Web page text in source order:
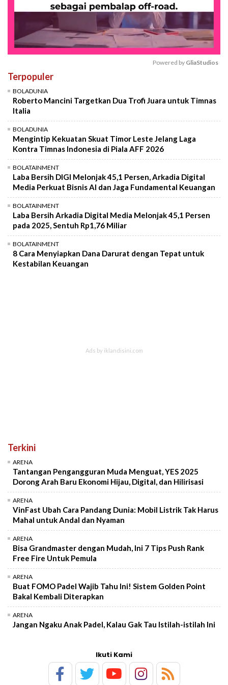
Powered by GliaStudios
Terpopuler
BOLADUNIA
Roberto Mancini Targetkan Dua Trofi Juara untuk Timnas
Italia
BOLADUNIA
Mengintip Kekuatan Skuat Timor Leste Jelang Laga
Kontra Timnas Indonesia di Piala AFF 2026
BOLATAINMENT
Laba Bersih DIGI Melonjak 45,1 Persen, Arkadia Digital
Media Perkuat Bisnis AI dan Jaga Fundamental Keuangan
BOLATAINMENT
Laba Bersih Arkadia Digital Media Melonjak 45,1 Persen
pada 2025, Sentuh Rp1,76 Miliar
BOLATAINMENT
8 Cara Menyiapkan Dana Darurat dengan Tepat untuk
Kestabilan Keuangan
Terkini
ARENA
Tantangan Pengangguran Muda Menguat, YES 2025
Dorong Arah Baru Ekonomi Hijau, Digital, dan Hilirisasi
ARENA
VinFast Ubah Cara Pandang Dunia: Mobil Listrik Tak Harus
Mahal untuk Andal dan Nyaman
ARENA
Bisa Grandmaster dengan Mudah, Ini 7 Tips Push Rank
Free Fire Untuk Pemula
ARENA
Buat FOMO Padel Wajib Tahu Ini! Sistem Golden Point
Bakal Kembali Diterapkan
ARENA
Jangan Ngaku Anak Padel, Kalau Gak Tau Istilah-istilah Ini
Ikuti Kami